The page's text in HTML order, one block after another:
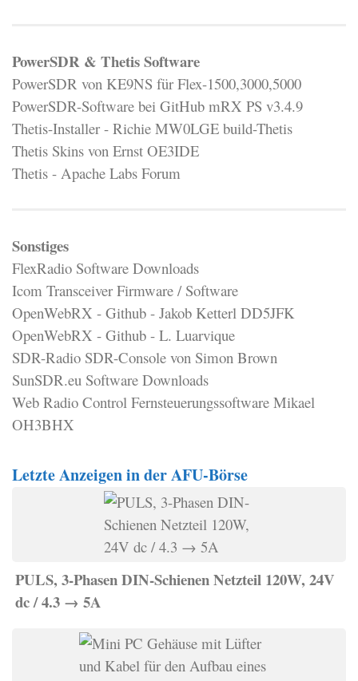
PowerSDR & Thetis Software
PowerSDR von KE9NS für Flex-1500,3000,5000
PowerSDR-Software bei GitHub mRX PS v3.4.9
Thetis-Installer - Richie MW0LGE build-Thetis
Thetis Skins von Ernst OE3IDE
Thetis - Apache Labs Forum
Sonstiges
FlexRadio Software Downloads
Icom Transceiver Firmware / Software
OpenWebRX - Github - Jakob Ketterl DD5JFK
OpenWebRX - Github - L. Luarvique
SDR-Radio SDR-Console von Simon Brown
SunSDR.eu Software Downloads
Web Radio Control Fernsteuerungssoftware Mikael
OH3BHX
Letzte Anzeigen in der AFU-Börse
PULS, 3-Phasen DIN-Schienen Netzteil 120W, 24V
dc / 4.3 → 5A